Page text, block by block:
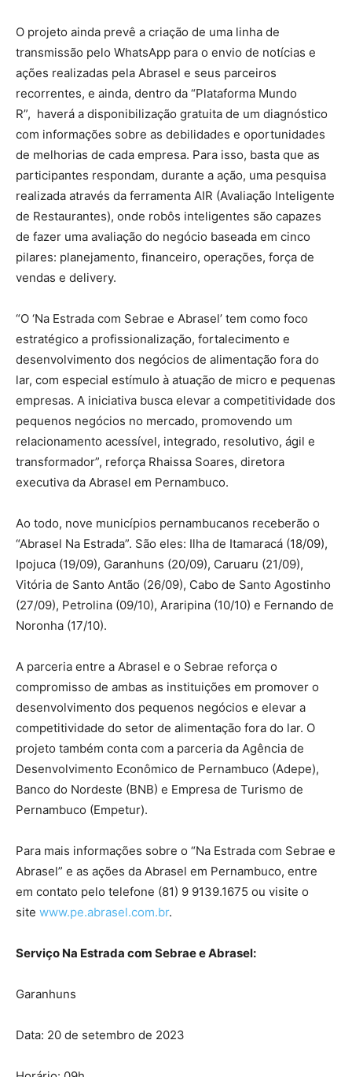
O projeto ainda prevê a criação de uma linha de
transmissão pelo WhatsApp para o envio de notícias e
ações realizadas pela Abrasel e seus parceiros
recorrentes, e ainda, dentro da “Plataforma Mundo
R”, haverá a disponibilização gratuita de um diagnóstico
com informações sobre as debilidades e oportunidades
de melhorias de cada empresa. Para isso, basta que as
participantes respondam, durante a ação, uma pesquisa
realizada através da ferramenta AIR (Avaliação Inteligente
de Restaurantes), onde robôs inteligentes são capazes
de fazer uma avaliação do negócio baseada em cinco
pilares: planejamento, financeiro, operações, força de
vendas e delivery.
“O ‘Na Estrada com Sebrae e Abrasel’ tem como foco
estratégico a profissionalização, fortalecimento e
desenvolvimento dos negócios de alimentação fora do
lar, com especial estímulo à atuação de micro e pequenas
empresas. A iniciativa busca elevar a competitividade dos
pequenos negócios no mercado, promovendo um
relacionamento acessível, integrado, resolutivo, ágil e
transformador”, reforça Rhaissa Soares, diretora
executiva da Abrasel em Pernambuco.
Ao todo, nove municípios pernambucanos receberão o
“Abrasel Na Estrada”. São eles: Ilha de Itamaracá (18/09),
Ipojuca (19/09), Garanhuns (20/09), Caruaru (21/09),
Vitória de Santo Antão (26/09), Cabo de Santo Agostinho
(27/09), Petrolina (09/10), Araripina (10/10) e Fernando de
Noronha (17/10).
A parceria entre a Abrasel e o Sebrae reforça o
compromisso de ambas as instituições em promover o
desenvolvimento dos pequenos negócios e elevar a
competitividade do setor de alimentação fora do lar. O
projeto também conta com a parceria da Agência de
Desenvolvimento Econômico de Pernambuco (Adepe),
Banco do Nordeste (BNB) e Empresa de Turismo de
Pernambuco (Empetur).
Para mais informações sobre o “Na Estrada com Sebrae e
Abrasel” e as ações da Abrasel em Pernambuco, entre
em contato pelo telefone (81) 9 9139.1675 ou visite o
site www.pe.abrasel.com.br.
Serviço Na Estrada com Sebrae e Abrasel:
Garanhuns
Data: 20 de setembro de 2023